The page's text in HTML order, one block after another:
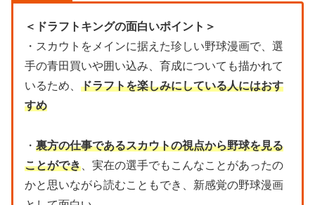
＜ドラフトキングの面白いポイント＞
・スカウトをメインに据えた珍しい野球漫画で、選
手の青田買いや囲い込み、育成についても描かれて
いるため、 ドラフトを楽しみにしている人にはおす
すめ
・ 裏方の仕事であるスカウトの視点から野球を見る
ことができ 、実在の選手でもこんなことがあったの
かと思いながら読むこともでき、新感覚の野球漫画